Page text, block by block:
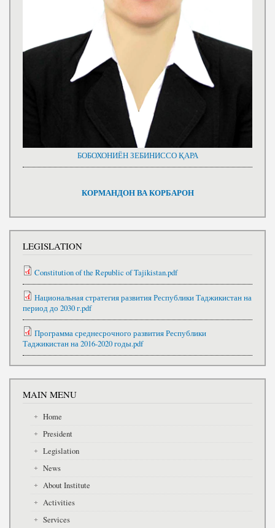
БОБОХОНИЁН ЗЕБИНИССО ҚАРА
КОРМАНДОН ВА КОРБАРОН
LEGISLATION
Constitution of the Republic of Tajikistan.pdf
Национальная стратегия развития Республики Таджикистан на
период до 2030 г.pdf
Программа среднесрочного развития Республики
Таджикистан на 2016-2020 годы.pdf
MAIN MENU
Home
President
Legislation
News
About Institute
Activities
Services